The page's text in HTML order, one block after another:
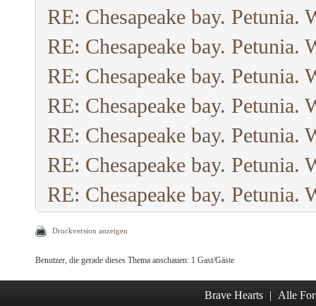
RE: Chesapeake bay. Petunia.
RE: Chesapeake bay. Petunia.
RE: Chesapeake bay. Petunia.
RE: Chesapeake bay. Petunia.
RE: Chesapeake bay. Petunia.
RE: Chesapeake bay. Petunia.
RE: Chesapeake bay. Petunia.
Druckversion anzeigen
Benutzer, die gerade dieses Thema anschauen: 1 Gast/Gäste
Brave Hearts | Alle